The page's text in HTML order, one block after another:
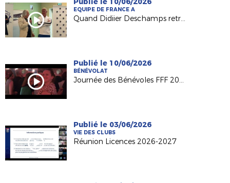
EQUIPE DE FRANCE A
Quand Didiier Deschamps retrouve ses racines nantaises...
Publié le 10/06/2026
BÉNÉVOLAT
Journée des Bénévoles FFF 2026
Publié le 03/06/2026
VIE DES CLUBS
Réunion Licences 2026-2027